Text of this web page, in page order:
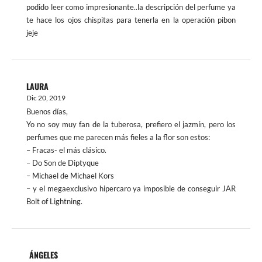
podido leer como impresionante..la descripción del perfume ya
te hace los ojos chispitas para tenerla en la operación pibon
jeje
LAURA
Dic 20, 2019
Buenos días,
Yo no soy muy fan de la tuberosa, prefiero el jazmín, pero los
perfumes que me parecen más fieles a la flor son estos:
– Fracas- el más clásico.
– Do Son de Diptyque
– Michael de Michael Kors
– y el megaexclusivo hipercaro ya imposible de conseguir JAR
Bolt of Lightning.
ÁNGELES